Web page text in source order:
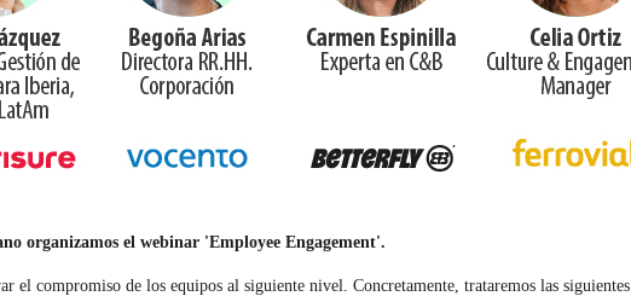
organizamos el webinar 'Employee Engagement'.
el compromiso de los equipos al siguiente nivel. Concretamente, trataremos las siguientes